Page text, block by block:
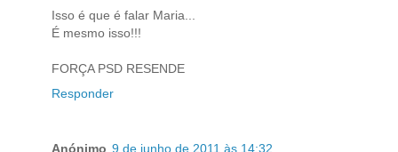
Isso é que é falar Maria...
É mesmo isso!!!
FORÇA PSD RESENDE
Responder
Anónimo 9 de junho de 2011 às 14:32